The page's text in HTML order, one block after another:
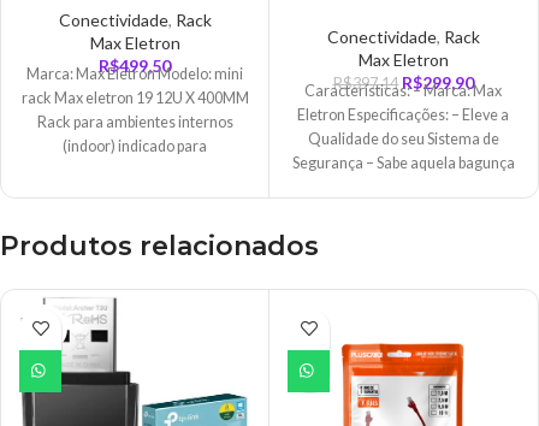
Acrílico – 5238
Conectividade, Rack
Max Eletron
R$499,50
Marca: Max Eletron Modelo: mini
rack Max eletron 19 12U X 400MM
Rack para ambientes internos
(indoor) indicado para
Fechadura
Conectividade, Rack
Max Eletron
R$397,14 R$299,90
Características: – Marca: Max
Eletron Especificações: – Eleve a
Qualidade do seu Sistema de
Segurança – Sabe aquela bagunça
Produtos relacionados
ESGO
TADO